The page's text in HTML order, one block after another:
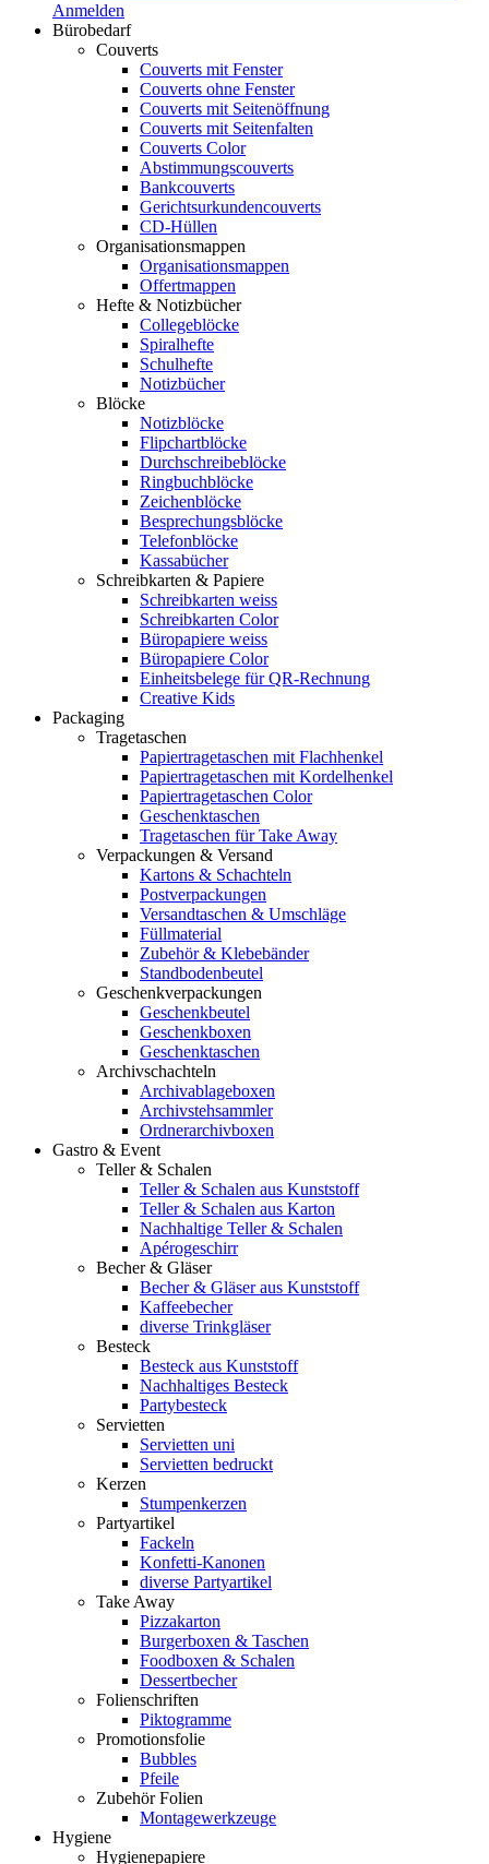
Anmelden
Bürobedarf
Couverts
Couverts mit Fenster
Couverts ohne Fenster
Couverts mit Seitenöffnung
Couverts mit Seitenfalten
Couverts Color
Abstimmungscouverts
Bankcouverts
Gerichtsurkundencouverts
CD-Hüllen
Organisationsmappen
Organisationsmappen
Offertmappen
Hefte & Notizbücher
Collegeblöcke
Spiralhefte
Schulhefte
Notizbücher
Blöcke
Notizblöcke
Flipchartblöcke
Durchschreibeblöcke
Ringbuchblöcke
Zeichenblöcke
Besprechungsblöcke
Telefonblöcke
Kassabücher
Schreibkarten & Papiere
Schreibkarten weiss
Schreibkarten Color
Büropapiere weiss
Büropapiere Color
Einheitsbelege für QR-Rechnung
Creative Kids
Packaging
Tragetaschen
Papiertragetaschen mit Flachhenkel
Papiertragetaschen mit Kordelhenkel
Papiertragetaschen Color
Geschenktaschen
Tragetaschen für Take Away
Verpackungen & Versand
Kartons & Schachteln
Postverpackungen
Versandtaschen & Umschläge
Füllmaterial
Zubehör & Klebebänder
Standbodenbeutel
Geschenkverpackungen
Geschenkbeutel
Geschenkboxen
Geschenktaschen
Archivschachteln
Archivablageboxen
Archivstehsammler
Ordnerarchivboxen
Gastro & Event
Teller & Schalen
Teller & Schalen aus Kunststoff
Teller & Schalen aus Karton
Nachhaltige Teller & Schalen
Apérogeschirr
Becher & Gläser
Becher & Gläser aus Kunststoff
Kaffeebecher
diverse Trinkgläser
Besteck
Besteck aus Kunststoff
Nachhaltiges Besteck
Partybesteck
Servietten
Servietten uni
Servietten bedruckt
Kerzen
Stumpenkerzen
Partyartikel
Fackeln
Konfetti-Kanonen
diverse Partyartikel
Take Away
Pizzakarton
Burgerboxen & Taschen
Foodboxen & Schalen
Dessertbecher
Folienschriften
Piktogramme
Promotionsfolie
Bubbles
Pfeile
Zubehör Folien
Montagewerkzeuge
Hygiene
Hygienepapiere